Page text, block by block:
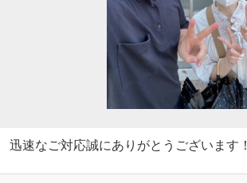
迅速なご対応誠にありがとうございます！